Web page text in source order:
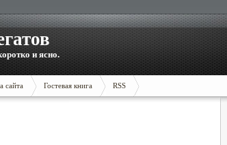
и ясно.
сайта Гостевая книга RSS